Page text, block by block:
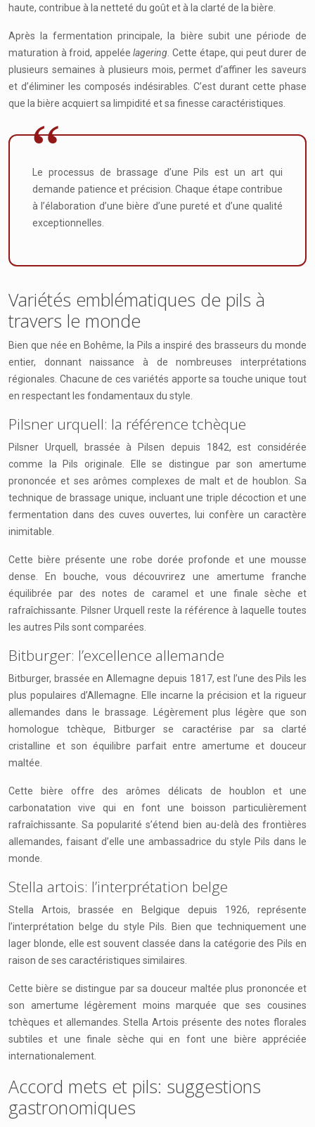
haute, contribue à la netteté du goût et à la clarté de la bière.
Après la fermentation principale, la bière subit une période de
maturation à froid, appeléelagering . Cette étape, qui peut durer de
plusieurs semaines à plusieurs mois, permet d’affiner les saveurs
et d’éliminer les composés indésirables. C’est durant cette phase
que la bière acquiert sa limpidité et sa finesse caractéristiques.
Le processus de brassage d’une Pils est un art qui
demande patience et précision. Chaque étape contribue
à l’élaboration d’une bière d’une pureté et d’une qualité
exceptionnelles.
Variétés emblématiques de pils à
travers le monde
Bien que née en Bohême, la Pils a inspiré des brasseurs du monde
entier, donnant naissance à de nombreuses interprétations
régionales. Chacune de ces variétés apporte sa touche unique tout
en respectant les fondamentaux du style.
Pilsner urquell: la référence tchèque
Pilsner Urquell, brassée à Pilsen depuis 1842, est considérée
comme la Pils originale. Elle se distingue par son amertume
prononcée et ses arômes complexes de malt et de houblon. Sa
technique de brassage unique, incluant une triple décoction et une
fermentation dans des cuves ouvertes, lui confère un caractère
inimitable.
Cette bière présente une robe dorée profonde et une mousse
dense. En bouche, vous découvrirez une amertume franche
équilibrée par des notes de caramel et une finale sèche et
rafraîchissante. Pilsner Urquell reste la référence à laquelle toutes
les autres Pils sont comparées.
Bitburger: l’excellence allemande
Bitburger, brassée en Allemagne depuis 1817, est l’une des Pils les
plus populaires d’Allemagne. Elle incarne la précision et la rigueur
allemandes dans le brassage. Légèrement plus légère que son
homologue tchèque, Bitburger se caractérise par sa clarté
cristalline et son équilibre parfait entre amertume et douceur
maltée.
Cette bière offre des arômes délicats de houblon et une
carbonatation vive qui en font une boisson particulièrement
rafraîchissante. Sa popularité s’étend bien au-delà des frontières
allemandes, faisant d’elle une ambassadrice du style Pils dans le
monde.
Stella artois: l’interprétation belge
Stella Artois, brassée en Belgique depuis 1926, représente
l’interprétation belge du style Pils. Bien que techniquement une
lager blonde, elle est souvent classée dans la catégorie des Pils en
raison de ses caractéristiques similaires.
Cette bière se distingue par sa douceur maltée plus prononcée et
son amertume légèrement moins marquée que ses cousines
tchèques et allemandes. Stella Artois présente des notes florales
subtiles et une finale sèche qui en font une bière appréciée
internationalement.
Accord mets et pils: suggestions
gastronomiques